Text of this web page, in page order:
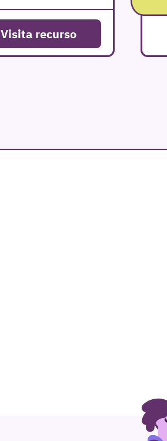
Visita recurso